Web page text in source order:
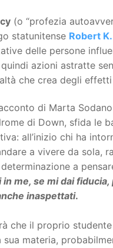
(o “profezia
statunitense Robert
delle persone
azioni astratte
che crea degli
di Marta
di Down, sfida le
all’inizio chi ha
a vivere da
a
in me, se mi dai
inaspettati.
che il proprio
sua materia,